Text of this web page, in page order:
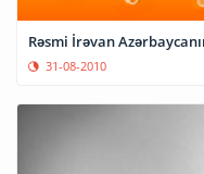
Rəsmi İrəvan
31-08-2010